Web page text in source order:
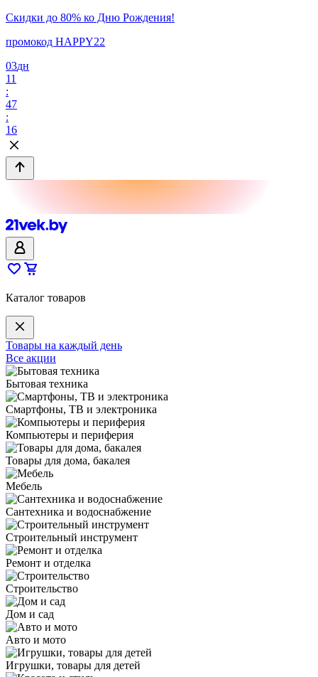
Скидки до 80% ко Дню Рождения!
промокод HAPPY22
03дн
11
:
47
:
16
Каталог товаров
Товары на каждый день
Все акции
Бытовая техника
Смартфоны, ТВ и электроника
Компьютеры и периферия
Товары для дома, бакалея
Мебель
Сантехника и водоснабжение
Строительный инструмент
Ремонт и отделка
Строительство
Дом и сад
Авто и мото
Игрушки, товары для детей